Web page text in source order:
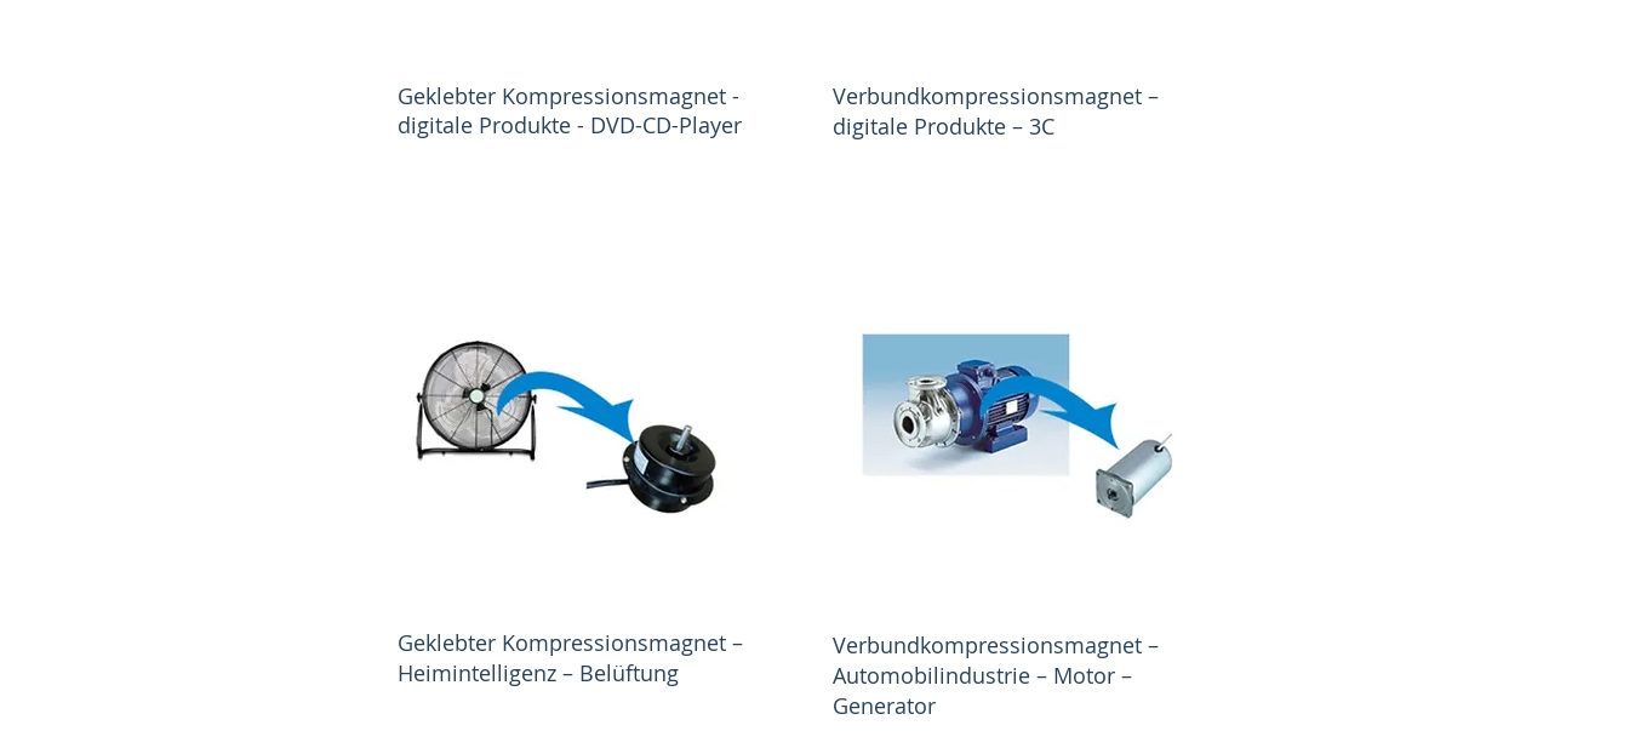
Geklebter Kompressionsmagnet -
digitale Produkte - DVD-CD-Player
Geklebter Kompressionsmagnet –
Heimintelligenz – Belüftung
Verbundkompressionsmagnet –
digitale Produkte – 3C
Verbundkompressionsmagnet –
Automobilindustrie – Motor –
Generator